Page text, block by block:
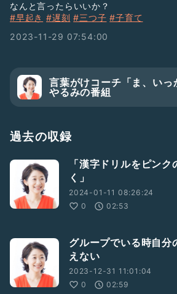
なんと言ったらいいか？
#早起き #遅刻 #三つ子 #子育て
2023-11-29 07:54:00
言葉がけコーチ「ま、いっ
やるみの番組
過去の収録
「漢字ドリルをピンク
く」
2024-01-11 08:26:24
0
02:53
グループでいる時自分
えない
2023-12-31 11:01:04
0
02:59